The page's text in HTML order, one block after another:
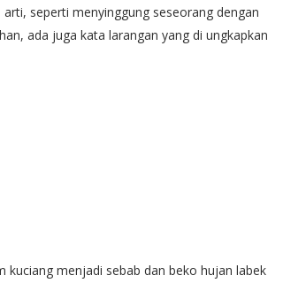
seperti menyinggung seseorang dengan
ada juga kata larangan yang di ungkapkan
menjadi sebab dan beko hujan labek